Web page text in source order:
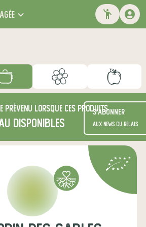
prévenu lorsque ces produits
disponibles
S'abonner
aux news du relais